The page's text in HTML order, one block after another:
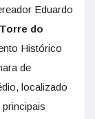
Eduardo
Torre do
Histórico
de
localizado